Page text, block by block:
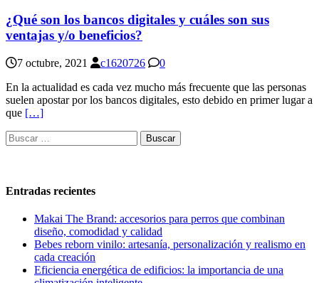
¿Qué son los bancos digitales y cuáles son sus
ventajas y/o beneficios?
7 octubre, 2021 c1620726
0
En la actualidad es cada vez mucho más frecuente que las personas
suelen apostar por los bancos digitales, esto debido en primer lugar a
que […]
Buscar:
Entradas recientes
Makai The Brand: accesorios para perros que combinan
diseño, comodidad y calidad
Bebes reborn vinilo: artesanía, personalización y realismo en
cada creación
Eficiencia energética de edificios: la importancia de una